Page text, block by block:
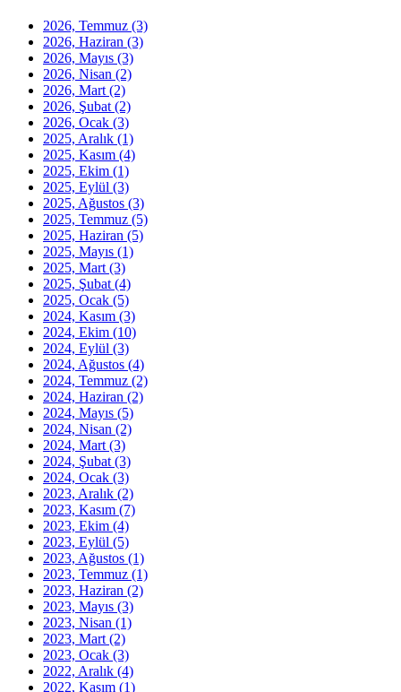
2026, Temmuz (3)
2026, Haziran (3)
2026, Mayıs (3)
2026, Nisan (2)
2026, Mart (2)
2026, Şubat (2)
2026, Ocak (3)
2025, Aralık (1)
2025, Kasım (4)
2025, Ekim (1)
2025, Eylül (3)
2025, Ağustos (3)
2025, Temmuz (5)
2025, Haziran (5)
2025, Mayıs (1)
2025, Mart (3)
2025, Şubat (4)
2025, Ocak (5)
2024, Kasım (3)
2024, Ekim (10)
2024, Eylül (3)
2024, Ağustos (4)
2024, Temmuz (2)
2024, Haziran (2)
2024, Mayıs (5)
2024, Nisan (2)
2024, Mart (3)
2024, Şubat (3)
2024, Ocak (3)
2023, Aralık (2)
2023, Kasım (7)
2023, Ekim (4)
2023, Eylül (5)
2023, Ağustos (1)
2023, Temmuz (1)
2023, Haziran (2)
2023, Mayıs (3)
2023, Nisan (1)
2023, Mart (2)
2023, Ocak (3)
2022, Aralık (4)
2022, Kasım (1)